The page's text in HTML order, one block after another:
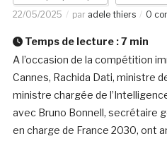
22/05/2025 par adele thiers 0
Temps de lecture :7 min
A l’occasion de la compétition
Cannes, Rachida Dati, ministre
ministre chargée de
avec Bruno Bonnell, secrétaire
en charge de France 2030, ont